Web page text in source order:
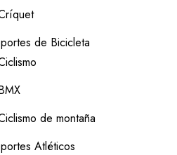
de Bicicleta
de montaña
Atléticos